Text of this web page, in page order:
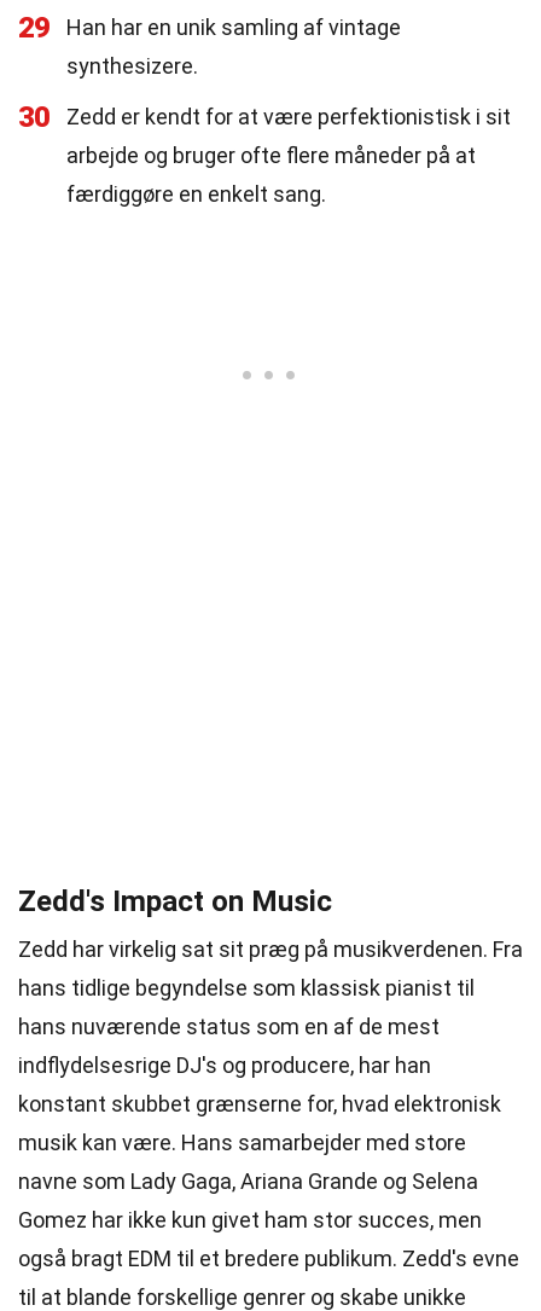
29
Han har en unik samling af vintage
synthesizere.
30
Zedd er kendt for at være perfektionistisk i sit
arbejde og bruger ofte flere måneder på at
færdiggøre en enkelt sang.
Zedd's Impact on Music
Zedd har virkelig sat sit præg på musikverdenen. Fra
hans tidlige begyndelse som klassisk pianist til
hans nuværende status som en af de mest
indflydelsesrige DJ's og producere, har han
konstant skubbet grænserne for, hvad elektronisk
musik kan være. Hans samarbejder med store
navne som Lady Gaga, Ariana Grande og Selena
Gomez har ikke kun givet ham stor succes, men
også bragt EDM til et bredere publikum. Zedd's evne
til at blande forskellige genrer og skabe unikke